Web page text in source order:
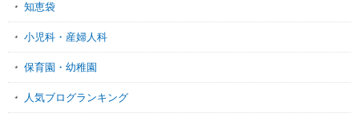
知恵袋
小児科・産婦人科
保育園・幼稚園
人気ブログランキング